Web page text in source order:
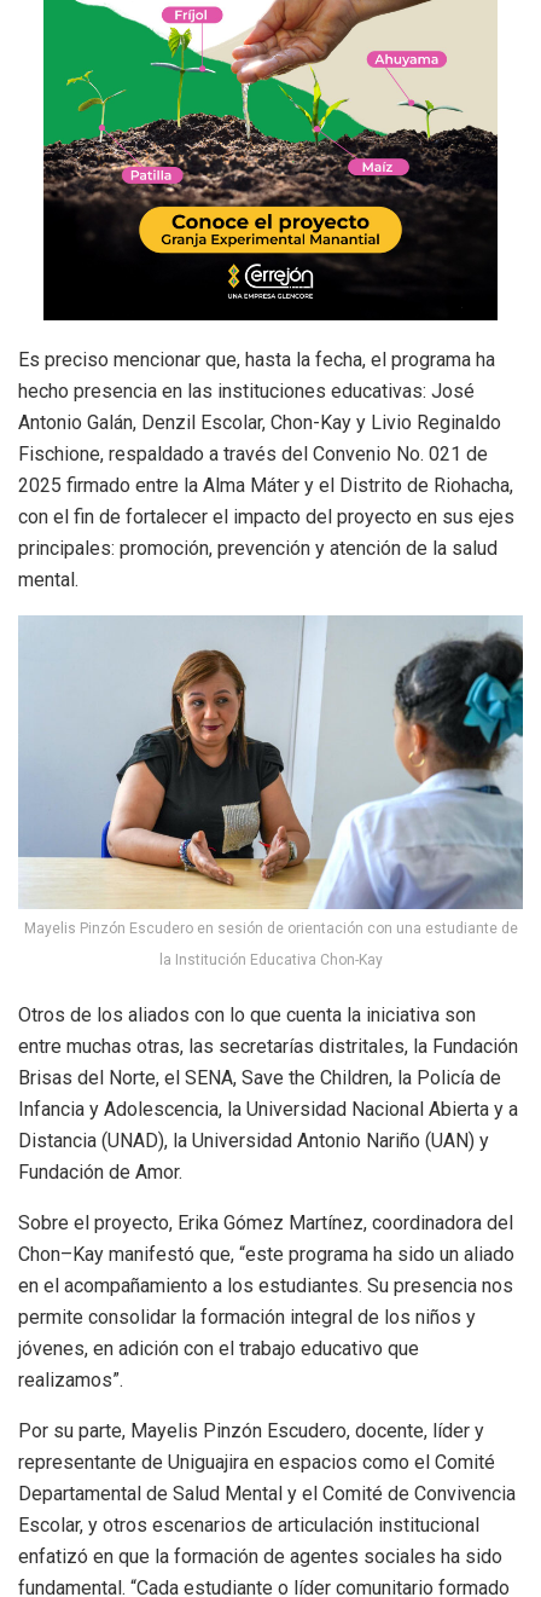
Es preciso mencionar que, hasta la fecha, el programa ha
hecho presencia en las instituciones educativas: José
Antonio Galán, Denzil Escolar, Chon-Kay y Livio Reginaldo
Fischione, respaldado a través del Convenio No. 021 de
2025 firmado entre la Alma Máter y el Distrito de Riohacha,
con el fin de fortalecer el impacto del proyecto en sus ejes
principales: promoción, prevención y atención de la salud
mental.
Mayelis Pinzón Escudero en sesión de orientación con una estudiante de
la Institución Educativa Chon-Kay
Otros de los aliados con lo que cuenta la iniciativa son
entre muchas otras, las secretarías distritales, la Fundación
Brisas del Norte, el SENA, Save the Children, la Policía de
Infancia y Adolescencia, la Universidad Nacional Abierta y a
Distancia (UNAD), la Universidad Antonio Nariño (UAN) y
Fundación de Amor.
Sobre el proyecto, Erika Gómez Martínez, coordinadora del
Chon–Kay manifestó que, “este programa ha sido un aliado
en el acompañamiento a los estudiantes. Su presencia nos
permite consolidar la formación integral de los niños y
jóvenes, en adición con el trabajo educativo que
realizamos”.
Por su parte, Mayelis Pinzón Escudero, docente, líder y
representante de Uniguajira en espacios como el Comité
Departamental de Salud Mental y el Comité de Convivencia
Escolar, y otros escenarios de articulación institucional
enfatizó en que la formación de agentes sociales ha sido
fundamental. “Cada estudiante o líder comunitario formado